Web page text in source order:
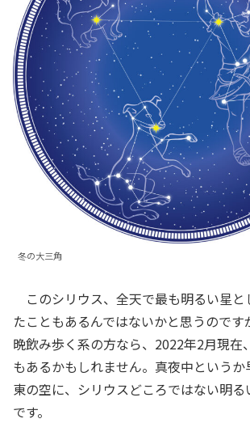
冬の大三角
このシリウス、全天で最も明るい星と
たこともあるんではないかと思うので
晩飲み歩く系の方なら、2022年2月現在
もあるかもしれません。真夜中という
東の空に、シリウスどころではない明る
です。